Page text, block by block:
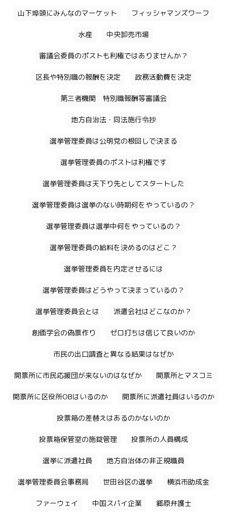
山下埠頭にみんなのマーケット フィッシャマンズワーフ
水産 中央卸売市場
審議会委員のポストも利権ではありませんか？
区長や特別職の報酬を決定 政務活動費を決定
第三者機関 特別職報酬等審議会
地方自治法・同法施行令抄
選挙管理委員は公明党の根回しで決まる
選挙管理委員のポストは利権です
選挙管理委員は天下り先としてスタートした
選挙管理委員は選挙のない時期何をやっているの？
選挙管理委員は選挙中何をやっているの？
選挙管理委員の給料を決めるのはどこ？
選挙管理委員を内定させるには
選挙管理委員はどうやって決まっているの？
選挙管理委員会とは 派遣会社はどこなのか？
創価学会の偽票作り ゼロ打ちは信じて良いのか
市民の出口調査と異なる結果はなぜか
開票所に市民応援団が来ないのはなぜか 開票所とマスコミ
開票所に区役所OBはいるのか 開票所に派遣社員はいるのか
投票箱の差替えはあるのかないのか
投票箱保管室の施錠管理 投票所の人員構成
選挙に派遣社員 地方自治体の非正規職員
選挙管理委員会事務局 世田谷区の選挙 横浜市助成金
ファーウェイ 中国スパイ企業 郷原弁護士